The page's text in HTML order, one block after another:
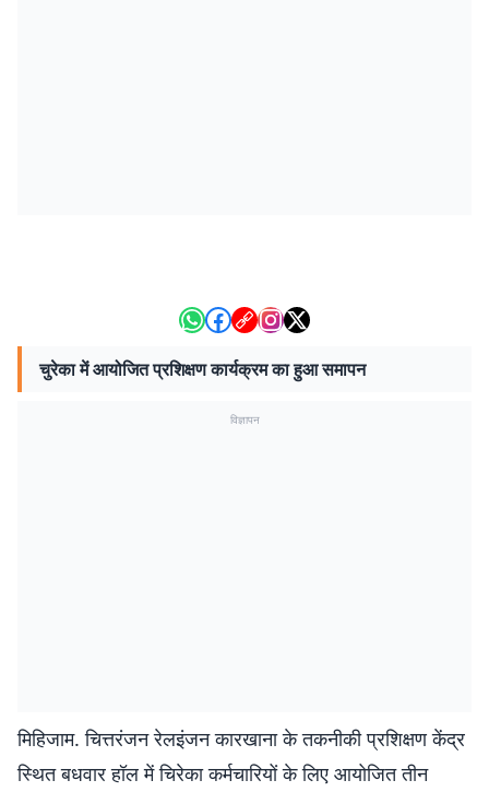
चुरेका में आयोजित प्रशिक्षण कार्यक्रम का हुआ समापन
विज्ञापन
मिहिजाम. चित्तरंजन रेलइंजन कारखाना के तकनीकी प्रशिक्षण केंद्र
स्थित बधवार हॉल में चिरेका कर्मचारियों के लिए आयोजित तीन